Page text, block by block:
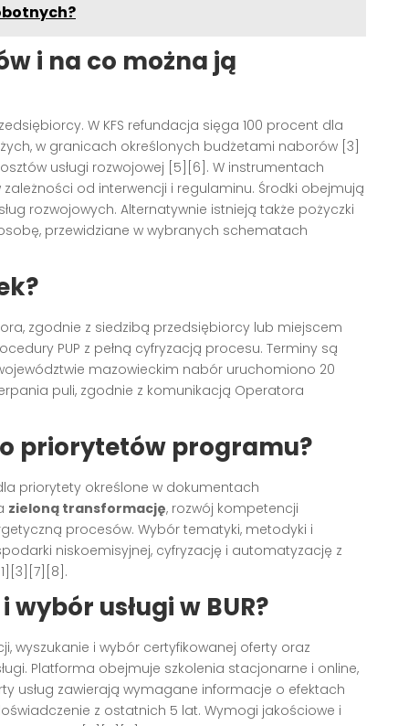
i na co można ją
W KFS refundacja sięga 100 procent dla
w granicach określonych budżetami naborów [3]
usługi rozwojowej [5][6]. W instrumentach
od interwencji i regulaminu. Środki obejmują
rozwojowych. Alternatywnie istnieją także pożyczki
przewidziane w wybranych schematach
zgodnie z siedzibą przedsiębiorcy lub miejscem
PUP z pełną cyfryzacją procesu. Terminy są
mazowieckim nabór uruchomiono 20
puli, zgodnie z komunikacją Operatora
priorytetów programu?
priorytety określone w dokumentach
zieloną transformację, rozwój kompetencji
procesów. Wybór tematyki, metodyki i
niskoemisyjnej, cyfryzację i automatyzację z
usługi w BUR?
wyszukanie i wybór certyfikowanej oferty oraz
Platforma obejmuje szkolenia stacjonarne i online,
usług zawierają wymagane informacje o efektach
z ostatnich 5 lat. Wymogi jakościowe i